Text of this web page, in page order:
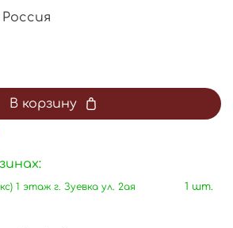
Россия
В корзину
1 этаж г. Зуевка ул. 2ая
1 шт.